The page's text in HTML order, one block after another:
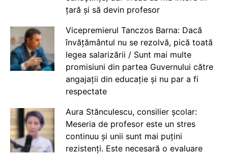
țară și să devin profesor
Vicepremierul Tanczos Barna: Dacă
învățământul nu se rezolvă, pică toată
legea salarizării / Sunt mai multe
promisiuni din partea Guvernului către
angajații din educație și nu par a fi
respectate
Aura Stănculescu, consilier școlar:
Meseria de profesor este un stres
continuu și unii sunt mai puțini
rezistenți. Este necesară o evaluare